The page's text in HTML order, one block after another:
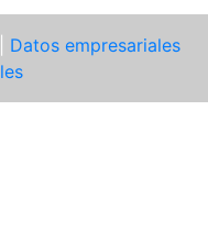
Datos empresariales